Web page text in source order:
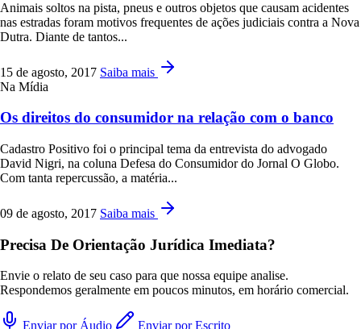
Animais soltos na pista, pneus e outros objetos que causam acidentes
nas estradas foram motivos frequentes de ações judiciais contra a Nova
Dutra. Diante de tantos...
15 de agosto, 2017 Saiba mais
Na Mídia
Os direitos do consumidor na relação com o banco
Cadastro Positivo foi o principal tema da entrevista do advogado
David Nigri, na coluna Defesa do Consumidor do Jornal O Globo.
Com tanta repercussão, a matéria...
09 de agosto, 2017 Saiba mais
Precisa De Orientação Jurídica Imediata?
Envie o relato de seu caso para que nossa equipe analise.
Respondemos geralmente em poucos minutos, em horário comercial.
Enviar por Áudio
Enviar por Escrito